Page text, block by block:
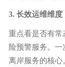
3. 长效运维维度
重点看是否有
险预警服务。一
离岸服务的核心